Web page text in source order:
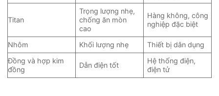
Titan
Trọng lượng nhẹ,
chống ăn mòn
cao
Hàng không, công
nghiệp đặc biệt
Nhôm Khối lượng nhẹ
Thiết bị dân dụng
Đồng và hợp kim
đồng
Dẫn điện tốt
Hệ thống điện,
điện tử